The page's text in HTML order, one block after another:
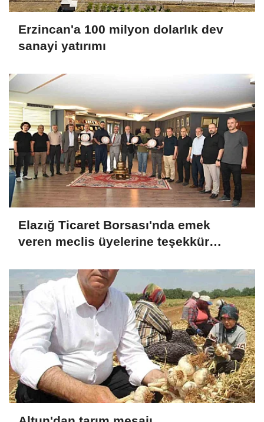
Erzincan'a 100 milyon dolarlık dev
sanayi yatırımı
Elazığ Ticaret Borsası'nda emek
veren meclis üyelerine teşekkür